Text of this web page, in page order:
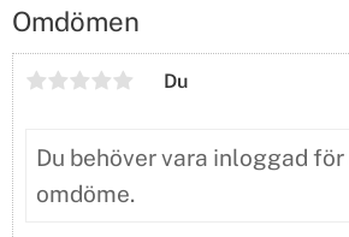
Omdömen
Du